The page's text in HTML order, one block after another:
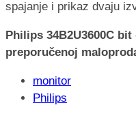
spajanje i prikaz dvaju
Philips 34B2U3600C
preporučenoj
monitor
Philips